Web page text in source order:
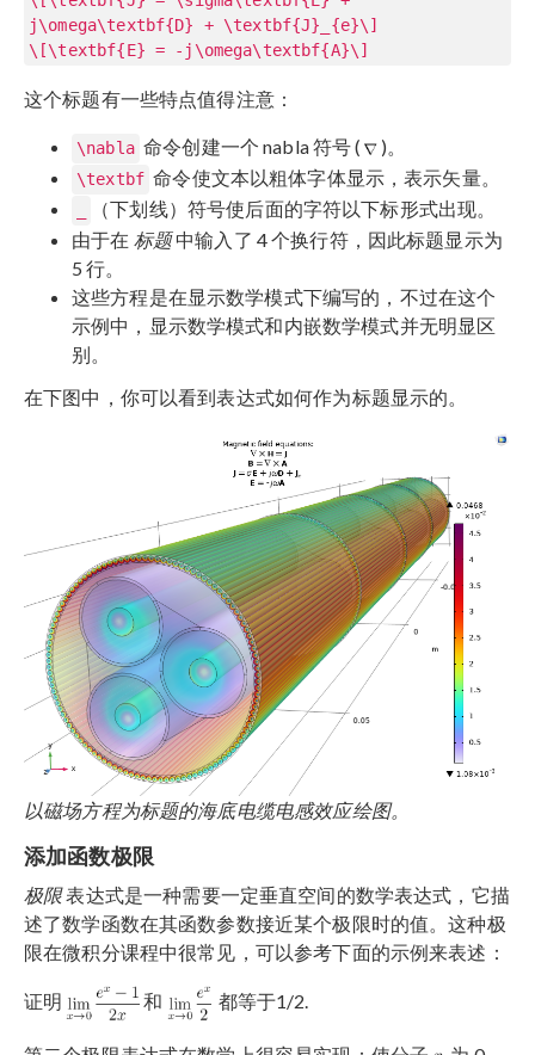
j\omega\textbf{D} + \textbf{J}_{e}\]
\[\textbf{E} = -j\omega\textbf{A}\]
这个标题有一些特点值得注意：
\nabla 命令创建一个 nabla 符号 ( )。
\textbf 命令使文本以粗体字体显示，表示矢量。
（下划线）符号使后面的字符以下标形式出现。
由于在 标题中输入了 4 个换行符，因此标题显示为
5 行。
这些方程是在显示数学模式下编写的，不过在这个
示例中，显示数学模式和内嵌数学模式并无明显区
别。
在下图中，你可以看到表达式如何作为标题显示的。
以磁场方程为标题的海底电缆电感效应绘图。
添加函数极限
极限表达式是一种需要一定垂直空间的数学表达式，它描
述了数学函数在其函数参数接近某个极限时的值。这种极
限在微积分课程中很常见，可以参考下面的示例来表述：
证明 和 都等于1/2.